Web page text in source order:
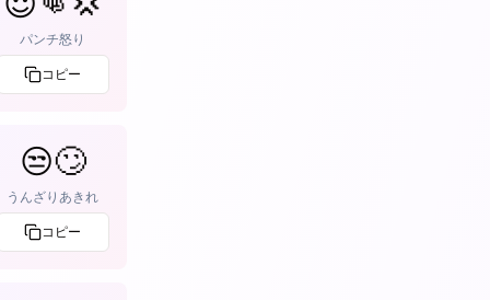
パンチ怒り
コピー
😒🙄
うんざりあきれ
コピー